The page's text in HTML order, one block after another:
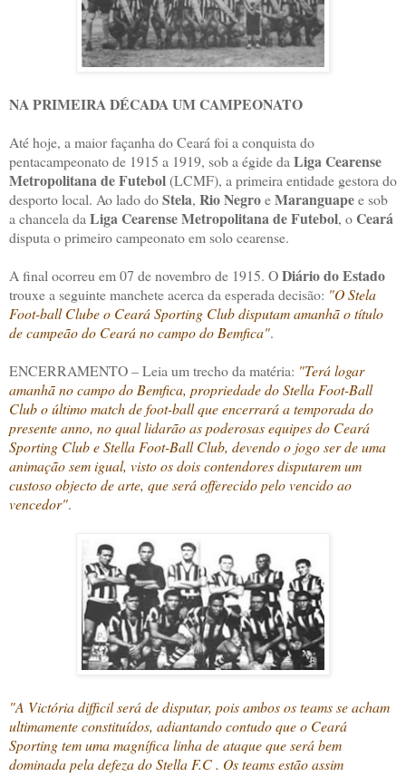
NA PRIMEIRA DÉCADA UM CAMPEONATO
Até hoje, a maior façanha do Ceará foi a conquista do
pentacampeonato de 1915 a 1919, sob a égide da Liga Cearense
Metropolitana de Futebol(LCMF), a primeira entidade gestora do
desporto local. Ao lado doStela, Rio NegroeMaranguapee sob
a chancela da Liga Cearense Metropolitana de Futebol, oCeará
disputa o primeiro campeonato em solo cearense.
A final ocorreu em 07 de novembro de 1915. ODiário do Estado
trouxe a seguinte manchete acerca da esperada decisão: "O Stela
Foot-ball Clube o Ceará Sporting Club disputam amanhã o título
de campeão do Ceará no campo do Bemfica".
ENCERRAMENTO – Leia um trecho da matéria: "Terá logar
amanhã no campo do Bemfica, propriedade do Stella Foot-Ball
Club o último match de foot-ball que encerrará a temporada do
presente anno, no qual lidarão as poderosas equipes do Ceará
Sporting Club e Stella Foot-Ball Club, devendo o jogo ser de uma
animação sem igual, visto os dois contendores disputarem um
custoso objecto de arte, que será offerecido pelo vencido ao
vencedor".
"A Victória difficil será de disputar, pois ambos os teams se acham
ultimamente constituídos, adiantando contudo que o Ceará
Sporting tem uma magnífica linha de ataque que será bem
dominada pela defeza do Stella F.C . Os teams estão assim